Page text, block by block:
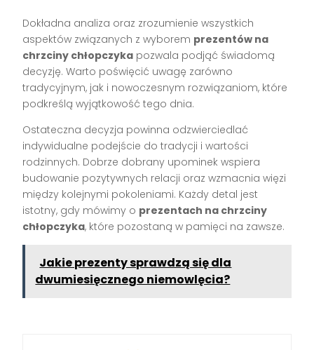
Dokładna analiza oraz zrozumienie wszystkich
aspektów związanych z wyborem prezentów na
chrzciny chłopczyka pozwala podjąć świadomą
decyzję. Warto poświęcić uwagę zarówno
tradycyjnym, jak i nowoczesnym rozwiązaniom, które
podkreślą wyjątkowość tego dnia.
Ostateczna decyzja powinna odzwierciedlać
indywidualne podejście do tradycji i wartości
rodzinnych. Dobrze dobrany upominek wspiera
budowanie pozytywnych relacji oraz wzmacnia więzi
między kolejnymi pokoleniami. Każdy detal jest
istotny, gdy mówimy o prezentach na chrzciny
chłopczyka, które pozostaną w pamięci na zawsze.
Jakie prezenty sprawdzą się dla
dwumiesięcznego niemowlęcia?